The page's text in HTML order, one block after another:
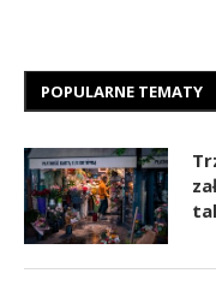
POPULARNE TEMATY